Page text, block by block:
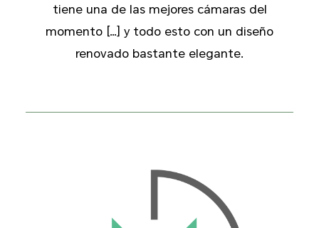
tiene una de las mejores cámaras del
momento […] y todo esto con un diseño
renovado bastante elegante.